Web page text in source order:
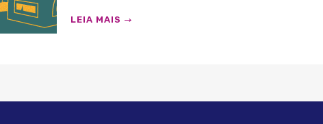
LEIA MAIS